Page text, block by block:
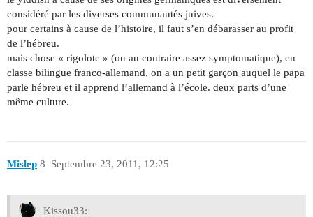
considéré par les diverses communautés juives.
pour certains à cause de l’histoire, il faut s’en débarasser au profit
de l’hébreu.
mais chose « rigolote » (ou au contraire assez symptomatique), en
classe bilingue franco-allemand, on a un petit garçon auquel le papa
parle hébreu et il apprend l’allemand à l’école. deux parts d’une
même culture.
Mislep Septembre 23, 2011, 12:25
8
Kissou33: